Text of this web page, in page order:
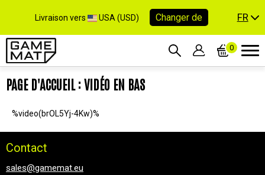
Livraison vers USA (USD) Changer de FR
0
PAGE D'ACCUEIL : VIDÉO EN BAS
%video(brOL5Yj-4Kw)%
Contact
sales@gamemat.eu